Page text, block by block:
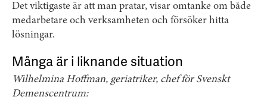
Det viktigaste är att man pratar, visar omtanke om både
medarbetare och verksamheten och försöker hitta
lösningar.
Många är i liknande situation
Wilhelmina Hoffman, geriatriker, chef för Svenskt
Demens­centrum: